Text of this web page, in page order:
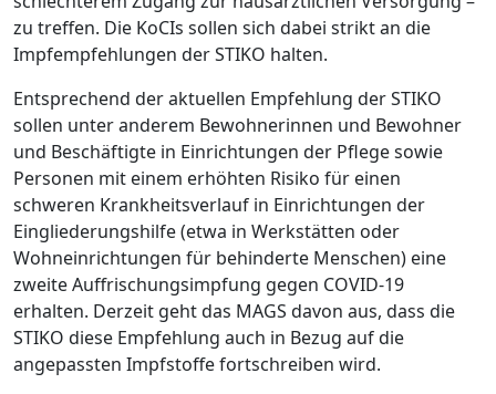
zu treffen. Die KoCIs sollen sich dabei strikt an die
Impfempfehlungen der STIKO halten.
Entsprechend der aktuellen Empfehlung der STIKO
sollen unter anderem Bewohnerinnen und Bewohner
und Beschäftigte in Einrichtungen der Pflege sowie
Personen mit einem erhöhten Risiko für einen
schweren Krankheitsverlauf in Einrichtungen der
Eingliederungshilfe (etwa in Werkstätten oder
Wohneinrichtungen für behinderte Menschen) eine
zweite Auffrischungsimpfung gegen COVID-19
erhalten. Derzeit geht das MAGS davon aus, dass die
STIKO diese Empfehlung auch in Bezug auf die
angepassten Impfstoffe fortschreiben wird.